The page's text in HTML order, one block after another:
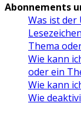
Abonnements
Was ist der
Thema
Wie kann
oder ein
Wie kann
Wie